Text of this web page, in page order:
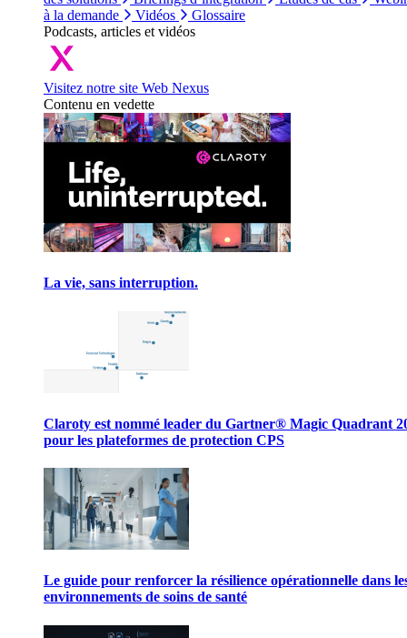
à la demande
Vidéos
Glossaire
Podcasts, articles et vidéos
Visitez notre site Web Nexus
Contenu en vedette
La vie, sans interruption.
Claroty est nommé leader du Gartner® Magic Quadrant
pour les plateformes de protection CPS
Le guide pour renforcer la résilience opérationnelle dans
environnements de soins de santé